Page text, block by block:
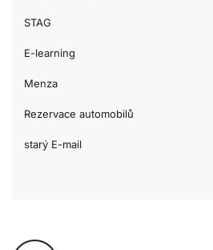
STAG
E-learning
Menza
Rezervace automobilů
starý E-mail